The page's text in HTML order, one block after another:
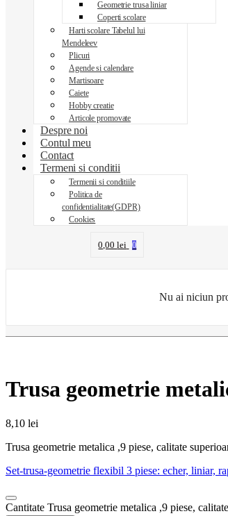
Geometrie trusa liniar
Coperti scolare
Harti scolare Tabelul lui
Mendeleev
Plicuri
Agende si calendare
Martisoare
Caiete
Hobby creatie
Articole promovate
Despre noi
Contul meu
Contact
Termeni si conditii
Termenii si conditiile
Politica de
confidentialitate(GDPR)
Cookies
0,00lei 0
Nu ai niciun
Trusa geometrie
8,10 lei
Trusa geometrie metalica ,9 piese, calitate
Set-trusa-geometrie flexibil 3 piese: echer, liniar,
Cantitate Trusa geometrie metalica ,9 piese,